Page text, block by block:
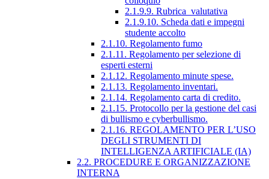
2.1.9.9. Rubrica_valutativa
2.1.9.10. Scheda dati e impegni
studente accolto
2.1.10. Regolamento fumo
2.1.11. Regolamento per selezione di
esperti esterni
2.1.12. Regolamento minute spese.
2.1.13. Regolamento inventari.
2.1.14. Regolamento carta di credito.
2.1.15. Protocollo per la gestione del casi
di bullismo e cyberbullismo.
2.1.16. REGOLAMENTO PER L’USO
DEGLI STRUMENTI DI
INTELLIGENZA ARTIFICIALE (IA)
2.2. PROCEDURE E ORGANIZZAZIONE
INTERNA